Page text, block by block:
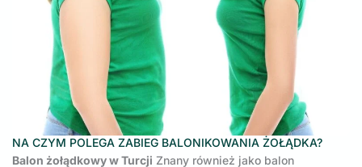
NA CZYM POLEGA ZABIEG BALONIKOWANIA ŻOŁĄDKA?
Balon żołądkowy w Turcji Znany również jako balon